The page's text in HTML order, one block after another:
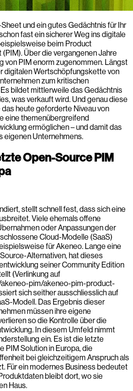
und ein gutes Gedächtnis für Ihr
fast ein sicherer Weg ins digitale
beim Product
Über die vergangenen Jahre
von PIM enorm zugenommen. Längst
digitalen Wertschöpfungskette von
zum kritischen
bildet mittlerweile das Gedächtnis
was verkauft wird. Und genau diese
das heute geforderte Niveau von
eine themenübergreifend
ermöglichen – und damit das
eigenen Unternehmens.
Open-Source PIM
stellt schnell fest, dass sich eine
Viele ehemals offene
oder Anpassungen der
Cloud-Modelle (SaaS)
für Akeneo. Lange eine
Alternativen, hat dieses
seiner Community Edition
(Verlinkung auf
pim/akeneo-pim-product-
sich seither ausschliesslich auf
Modell. Das Ergebnis dieser
müssen ihre eigene
so die Kontrolle über die
In diesem Umfeld nimmt
ein. Es ist die letzte
PIM Solution in Europa, die
bei gleichzeitigem Anspruch als
Für ein modernes Business bedeutet
bleibt dort, wo sie
Haus.